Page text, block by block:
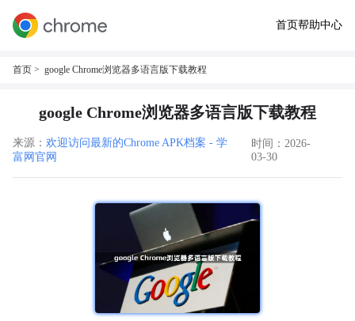
首页帮助中心
首页 > google Chrome浏览器多语言版下载教程
google Chrome浏览器多语言版下载教程
来源： 欢迎访问最新的Chrome APK档案 - 学
富网官网
时间：2026-
03-30